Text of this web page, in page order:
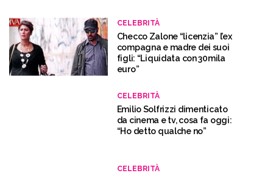
CELEBRITÀ
Checco Zalone “licenzia” l’ex
compagna e madre dei suoi
figli: “Liquidata con 30mila
euro”
CELEBRITÀ
Emilio Solfrizzi dimenticato
da cinema e tv, cosa fa oggi:
“Ho detto qualche no”
CELEBRITÀ